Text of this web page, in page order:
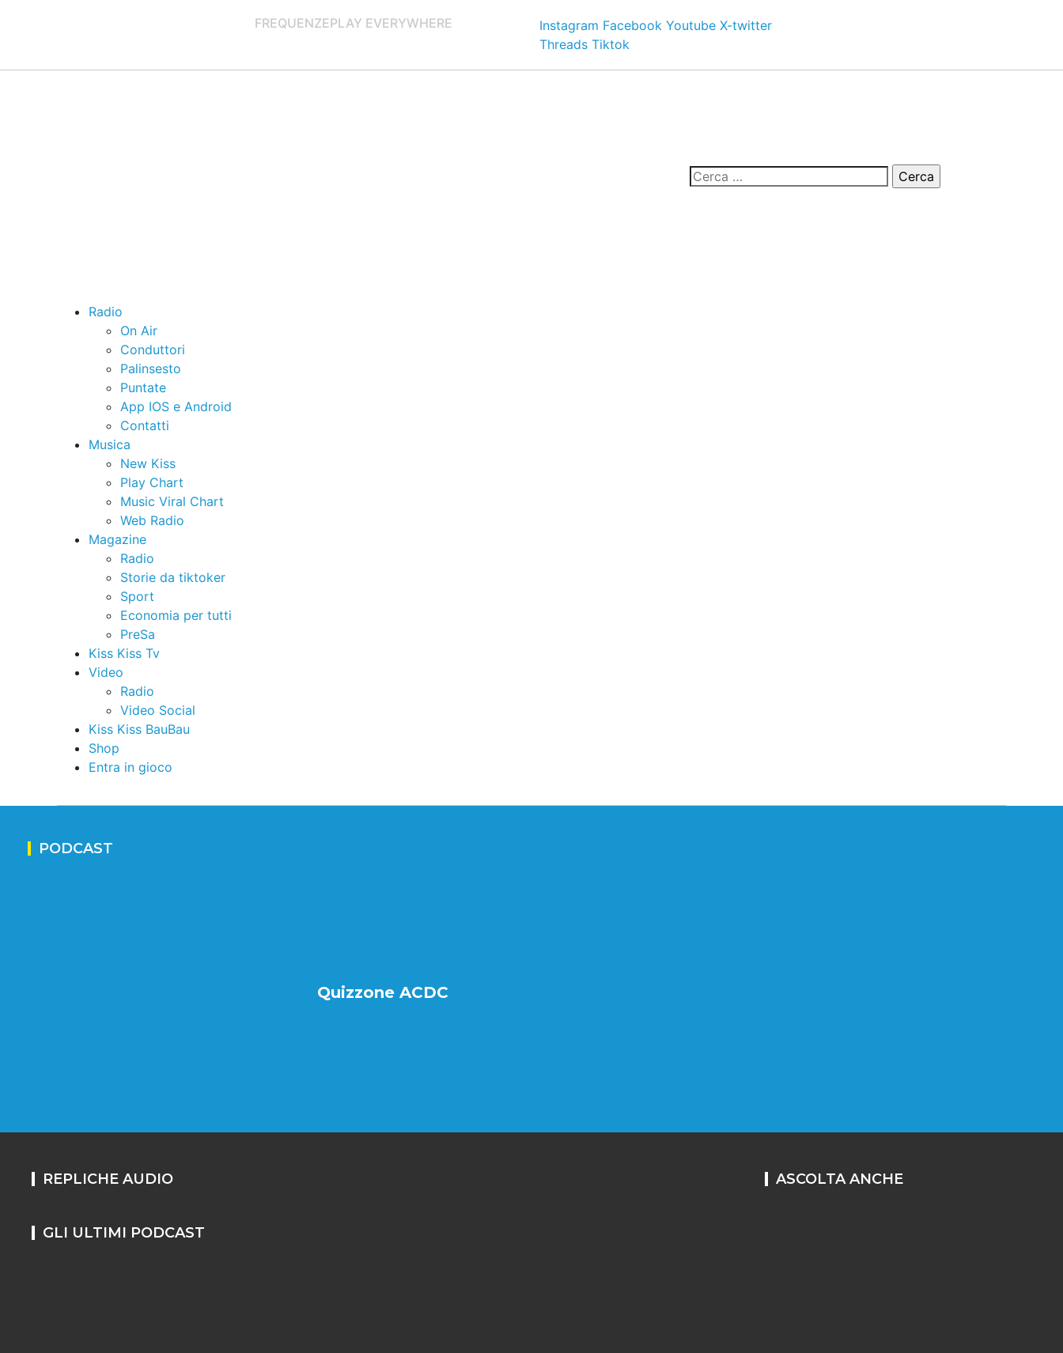
FREQUENZEPLAY EVERYWHERE Instagram Facebook Youtube X-twitter
Threads Tiktok
Radio
On Air
Conduttori
Palinsesto
Puntate
App IOS e Android
Contatti
Musica
New Kiss
Play Chart
Music Viral Chart
Web Radio
Magazine
Radio
Storie da tiktoker
Sport
Economia per tutti
PreSa
Kiss Kiss Tv
Video
Radio
Video Social
Kiss Kiss BauBau
Shop
Entra in gioco
PODCAST
Quizzone ACDC
REPLICHE AUDIO
GLI ULTIMI PODCAST
ASCOLTA ANCHE